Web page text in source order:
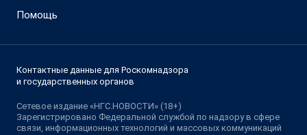
Помощь
Контактные данные для Роскомнадзора
и государственных органов
Сетевое издание «НГС.НОВОСТИ» (18+)
Зарегистрировано Федеральной службой по надзору в сфере
связи, информационных технологий и массовых коммуникаций